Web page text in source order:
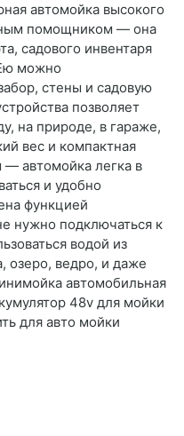
автомойка высокого
помощником — она
садового инвентаря
можно
стены и садовую
позволяет
на природе, в гараже,
вес и компактная
— автомойка легка в
и удобно
функцией
нужно подключаться к
водой из
озеро, ведро, и даже
автомобильная
48v для мойки
для авто мойки